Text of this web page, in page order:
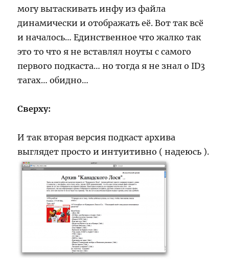
могу вытаскивать инфу из файла
динамически и отображать её. Вот так всё
и началось… Единственное что жалко так
это то что я не вставлял ноуты с самого
первого подкаста… но тогда я не знал о ID3
тагах… обидно…
Сверху:
И так вторая версия подкаст архива
выглядет просто и интуитивно ( надеюсь ).